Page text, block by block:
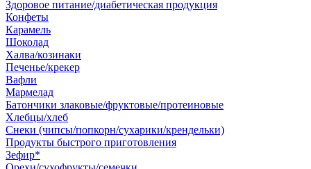
Здоровое питание/диабетическая продукция
Конфеты
Карамель
Шоколад
Халва/козинаки
Печенье/крекер
Вафли
Мармелад
Батончики злаковые/фруктовые/протеиновые
Хлебцы/хлеб
Снеки (чипсы/попкорн/сухарики/крендельки)
Продукты быстрого приготовления
Зефир*